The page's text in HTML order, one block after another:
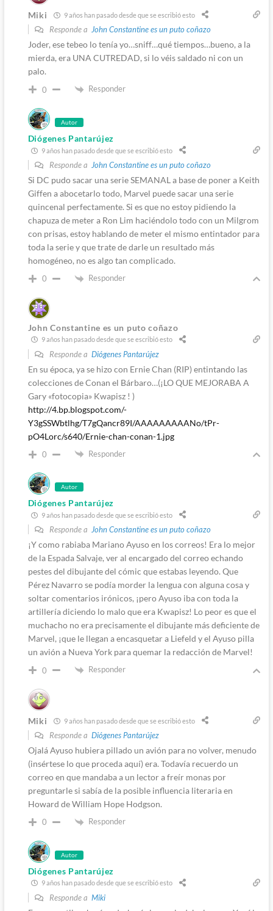
Miki 9 años han pasado desde que se escribió esto
Responde a John Constantine es un puto coñazo
Joder, ese tebeo lo tenía yo…sniff…qué tiempos…bueno, a la
mierda, era UNA CUTREDAD, si lo véis saldado ni con un
palo.
0 Responder
Autor
Diógenes Pantarújez
9 años han pasado desde que se escribió esto
Responde a John Constantine es un puto coñazo
Si DC pudo sacar una serie SEMANAL a base de poner a Keith
Giffen a abocetarlo todo, Marvel puede sacar una serie
quincenal perfectamente. Si es que no estoy pidiendo la
chapuza de meter a Ron Lim haciéndolo todo con un Milgrom
con prisas, estoy hablando de meter el mismo entintador para
toda la serie y que trate de darle un resultado más
homogéneo, no es algo tan complicado.
0 Responder
John Constantine es un puto coñazo
9 años han pasado desde que se escribió esto
Responde a Diógenes Pantarújez
En su época, ya se hizo con Ernie Chan (RIP) entintando las
colecciones de Conan el Bárbaro…(¡LO QUE MEJORABA A
Gary «fotocopia» Kwapisz ! )
http://4.bp.blogspot.com/-
Y3gSSWbtlhg/T7gQancr89I/AAAAAAAAANo/tPr-
pO4Lorc/s640/Ernie-chan-conan-1.jpg
0 Responder
Autor
Diógenes Pantarújez
9 años han pasado desde que se escribió esto
Responde a John Constantine es un puto coñazo
¡Y como rabiaba Mariano Ayuso en los correos! Era lo mejor
de la Espada Salvaje, ver al encargado del correo echando
pestes del dibujante del cómic que estabas leyendo. Que
Pérez Navarro se podía morder la lengua con alguna cosa y
soltar comentarios irónicos, ¡pero Ayuso iba con toda la
artillería diciendo lo malo que era Kwapisz! Lo peor es que el
muchacho no era precisamente el dibujante más deficiente de
Marvel, ¡que le llegan a encasquetar a Liefeld y el Ayuso pilla
un avión a Nueva York para quemar la redacción de Marvel!
0 Responder
Miki 9 años han pasado desde que se escribió esto
Responde a Diógenes Pantarújez
Ojalá Ayuso hubiera pillado un avión para no volver, menudo
(insértese lo que proceda aquí) era. Todavía recuerdo un
correo en que mandaba a un lector a freír monas por
preguntarle si sabía de la posible influencia literaria en
Howard de William Hope Hodgson.
0 Responder
Autor
Diógenes Pantarújez
9 años han pasado desde que se escribió esto
Responde a Miki